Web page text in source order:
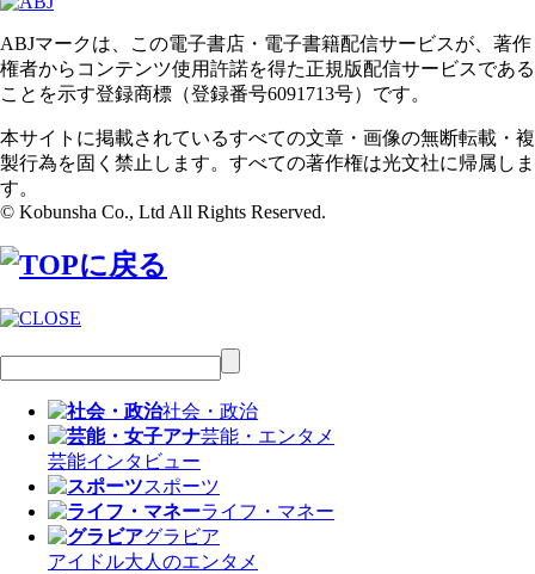
ABJマークは、この電子書店・電子書籍配信サービスが、著作
権者からコンテンツ使用許諾を得た正規版配信サービスである
ことを示す登録商標（登録番号6091713号）です。
本サイトに掲載されているすべての文章・画像の無断転載・複
製行為を固く禁止します。すべての著作権は光文社に帰属しま
す。
© Kobunsha Co., Ltd All Rights Reserved.
社会・政治
芸能・エンタメ
芸能インタビュー
スポーツ
ライフ・マネー
グラビア
アイドル大人のエンタメ